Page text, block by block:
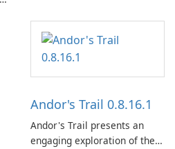
Andor's Trail 0.8.16.1
Andor's Trail presents an
engaging exploration of the